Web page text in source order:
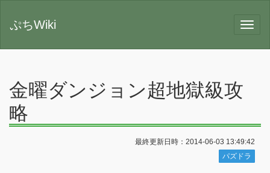
ぷちWiki
金曜ダンジョン超地獄級攻
略
最終更新日時：2014-06-03 13:49:42
パズドラ